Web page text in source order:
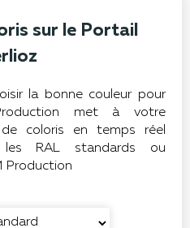
sur le Portail
la bonne couleur pour
met à votre
coloris en temps réel
les RAL standards ou
Production